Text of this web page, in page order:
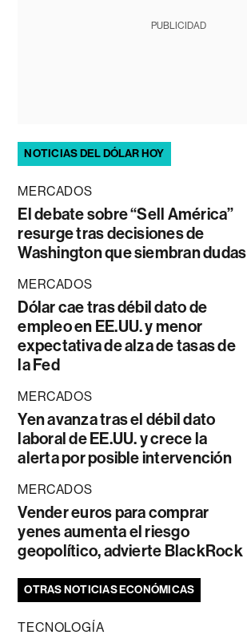
PUBLICIDAD
NOTICIAS DEL DÓLAR HOY
MERCADOS
El debate sobre “Sell América”
resurge tras decisiones de
Washington que siembran dudas
MERCADOS
Dólar cae tras débil dato de
empleo en EE.UU. y menor
expectativa de alza de tasas de
la Fed
MERCADOS
Yen avanza tras el débil dato
laboral de EE.UU. y crece la
alerta por posible intervención
MERCADOS
Vender euros para comprar
yenes aumenta el riesgo
geopolítico, advierte BlackRock
OTRAS NOTICIAS ECONÓMICAS
TECNOLOGÍA